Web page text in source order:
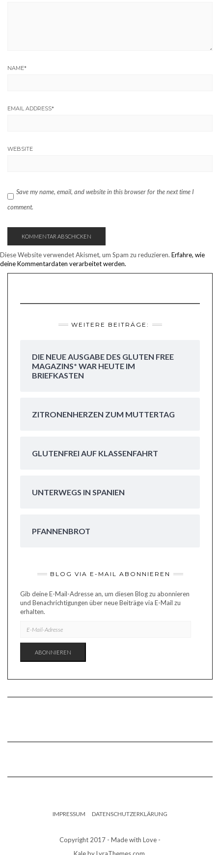
NAME*
EMAIL ADDRESS*
WEBSITE
Save my name, email, and website in this browser for the next time I
comment.
Diese Website verwendet Akismet, um Spam zu reduzieren. Erfahre, wie
deine Kommentardaten verarbeitet werden.
WEITERE BEITRÄGE:
DIE NEUE AUSGABE DES GLUTEN FREE
MAGAZINS* WAR HEUTE IM
BRIEFKASTEN
ZITRONENHERZEN ZUM MUTTERTAG
GLUTENFREI AUF KLASSENFAHRT
UNTERWEGS IN SPANIEN
PFANNENBROT
BLOG VIA E-MAIL ABONNIEREN
Gib deine E-Mail-Adresse an, um diesen Blog zu abonnieren
und Benachrichtigungen über neue Beiträge via E-Mail zu
erhalten.
MAIL-
ABONNIEREN
IMPRESSUM DATENSCHUTZERKLÄRUNG
Copyright 2017 - Made with Love -